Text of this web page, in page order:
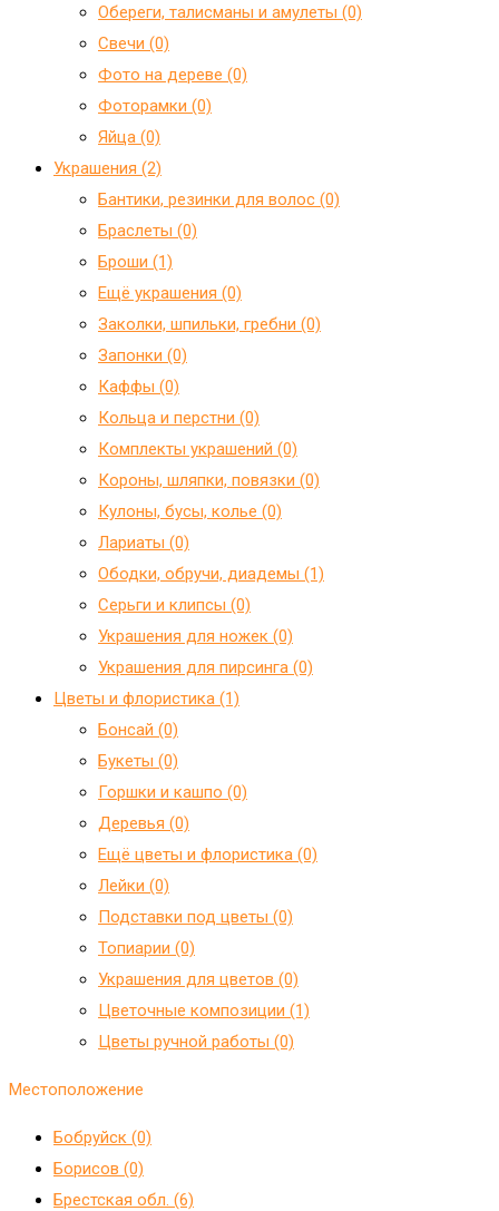
Обереги, талисманы и амулеты (0)
Свечи (0)
Фото на дереве (0)
Фоторамки (0)
Яйца (0)
Украшения (2)
Бантики, резинки для волос (0)
Браслеты (0)
Броши (1)
Ещё украшения (0)
Заколки, шпильки, гребни (0)
Запонки (0)
Каффы (0)
Кольца и перстни (0)
Комплекты украшений (0)
Короны, шляпки, повязки (0)
Кулоны, бусы, колье (0)
Лариаты (0)
Ободки, обручи, диадемы (1)
Серьги и клипсы (0)
Украшения для ножек (0)
Украшения для пирсинга (0)
Цветы и флористика (1)
Бонсай (0)
Букеты (0)
Горшки и кашпо (0)
Деревья (0)
Ещё цветы и флористика (0)
Лейки (0)
Подставки под цветы (0)
Топиарии (0)
Украшения для цветов (0)
Цветочные композиции (1)
Цветы ручной работы (0)
Местоположение
Бобруйск (0)
Борисов (0)
Брестская обл. (6)